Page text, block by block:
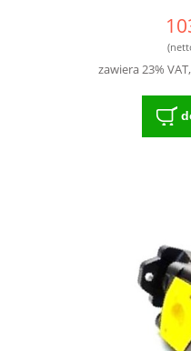
zawiera 23%